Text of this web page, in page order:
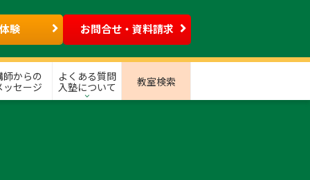
験 お問合せ・資料請求
師からの
ッセージ
よくある質問
入塾について
教室検索